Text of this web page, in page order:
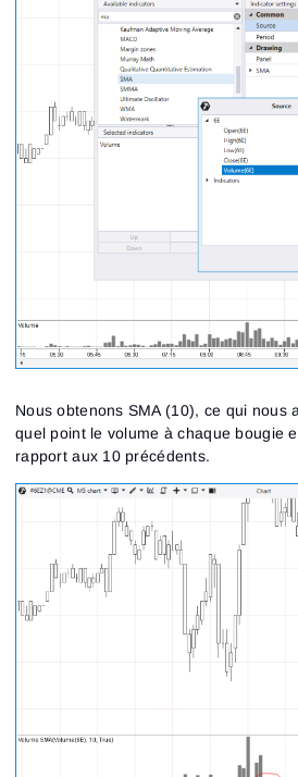
Nous obtenons SMA (10), ce qui nous
quel point le volume à chaque bougie
rapport aux 10 précédents.
Email
Mot de passe
Se connecter
Pas de compte ?
Réinitialiser le mot
Saisis ton adresse e-mail et nous
Email
Réinitialiser le mot de
Email
Je souhaite recevoir des offres
J’accepte les Terms of use,
Consultez notre Politique
Tu as déjà un compte ?